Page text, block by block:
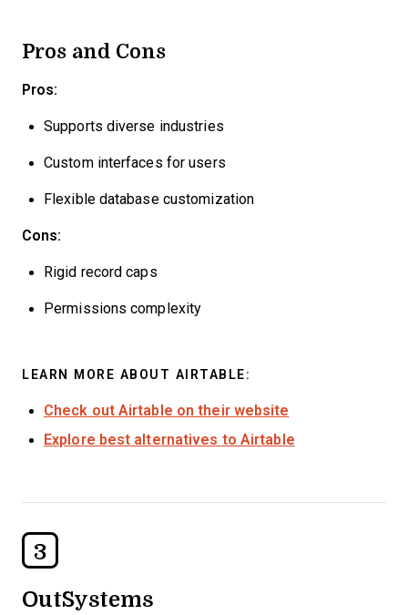
Pros and Cons
Pros:
Supports diverse industries
Custom interfaces for users
Flexible database customization
Cons:
Rigid record caps
Permissions complexity
LEARN MORE ABOUT AIRTABLE:
Check out Airtable on their website
Explore best alternatives to Airtable
3
OutSystems